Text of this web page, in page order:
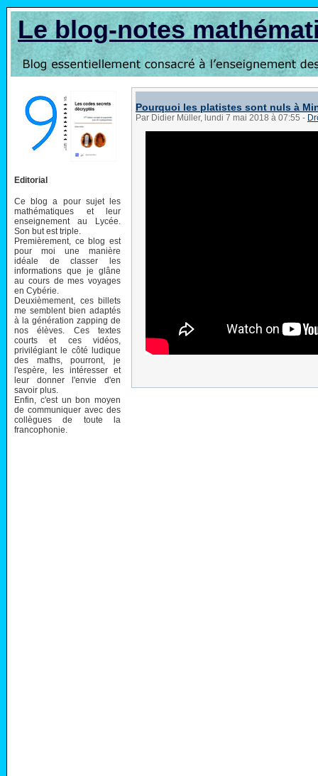
Le blog-notes
Editorial
Ce blog a pour sujet les
mathématiques et leur
enseignement au Lycée.
Son but est triple.
Premièrement, ce blog est
pour moi une manière
idéale de classer les
informations que je glâne
au cours de mes voyages
en Cybérie.
Deuxièmement, ces billets
me semblent bien adaptés
à la génération zapping de
nos élèves. Ces textes
courts et ces vidéos,
privilégiant le côté ludique
des maths, pourront, je
l'espère, les intéresser et
leur donner l'envie d'en
savoir plus.
Enfin, c'est un bon moyen
de communiquer avec des
collègues de toute la
francophonie.
Pourquoi les platistes sont nuls à
Par Didier Müller, lundi 7 mai 2018 à 07:55 -